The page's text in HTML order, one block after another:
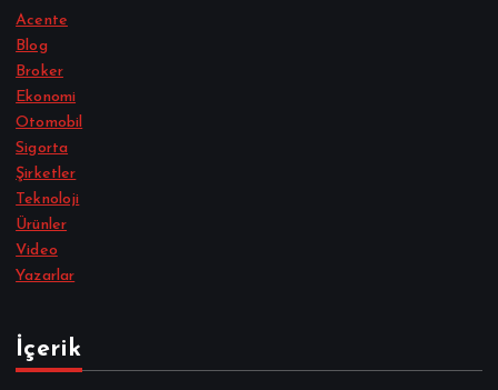
Acente
Blog
Broker
Ekonomi
Otomobil
Sigorta
Şirketler
Teknoloji
Ürünler
Video
Yazarlar
İçerik